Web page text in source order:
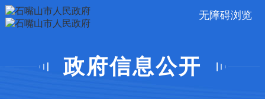
无障碍浏览
政府信息公开